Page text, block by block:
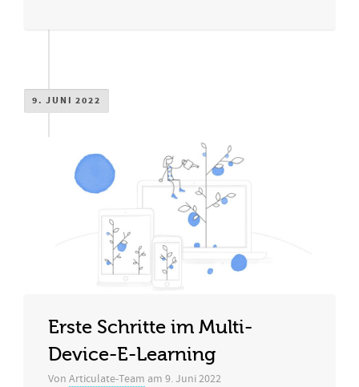
9. JUNI 2022
Erste Schritte im Multi-
Device-E-Learning
Von Articulate-Team am 9. Juni 2022